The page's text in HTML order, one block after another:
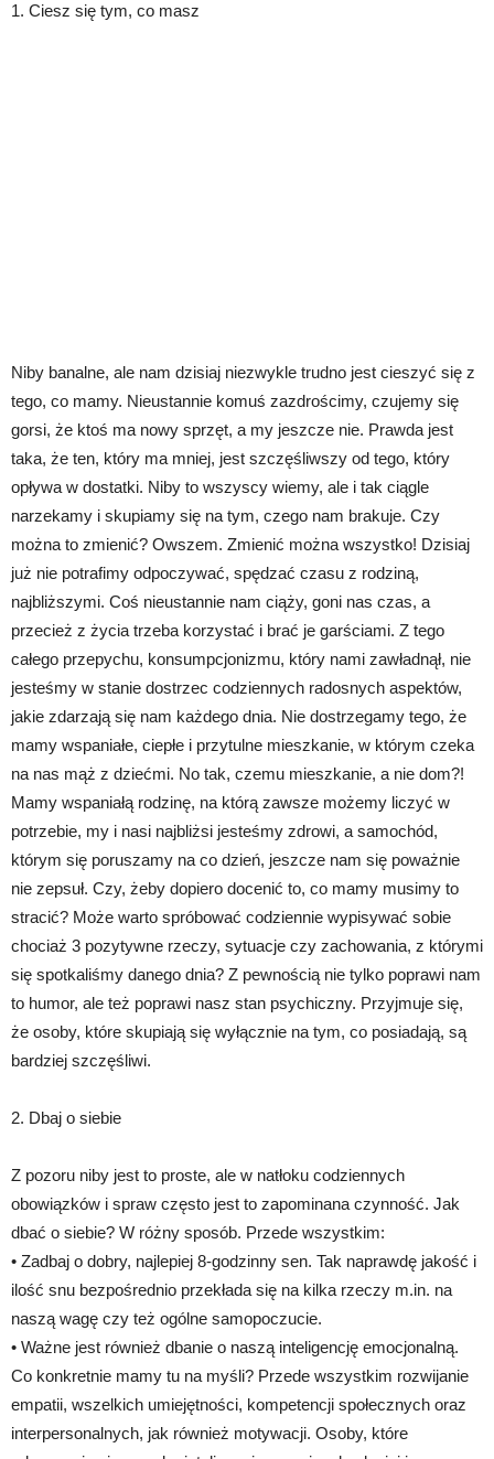
1. Ciesz się tym, co masz
Niby banalne, ale nam dzisiaj niezwykle trudno jest cieszyć się z
tego, co mamy. Nieustannie komuś zazdrościmy, czujemy się
gorsi, że ktoś ma nowy sprzęt, a my jeszcze nie. Prawda jest
taka, że ten, który ma mniej, jest szczęśliwszy od tego, który
opływa w dostatki. Niby to wszyscy wiemy, ale i tak ciągle
narzekamy i skupiamy się na tym, czego nam brakuje. Czy
można to zmienić? Owszem. Zmienić można wszystko! Dzisiaj
już nie potrafimy odpoczywać, spędzać czasu z rodziną,
najbliższymi. Coś nieustannie nam ciąży, goni nas czas, a
przecież z życia trzeba korzystać i brać je garściami. Z tego
całego przepychu, konsumpcjonizmu, który nami zawładnął, nie
jesteśmy w stanie dostrzec codziennych radosnych aspektów,
jakie zdarzają się nam każdego dnia. Nie dostrzegamy tego, że
mamy wspaniałe, ciepłe i przytulne mieszkanie, w którym czeka
na nas mąż z dziećmi. No tak, czemu mieszkanie, a nie dom?!
Mamy wspaniałą rodzinę, na którą zawsze możemy liczyć w
potrzebie, my i nasi najbliżsi jesteśmy zdrowi, a samochód,
którym się poruszamy na co dzień, jeszcze nam się poważnie
nie zepsuł. Czy, żeby dopiero docenić to, co mamy musimy to
stracić? Może warto spróbować codziennie wypisywać sobie
chociaż 3 pozytywne rzeczy, sytuacje czy zachowania, z którymi
się spotkaliśmy danego dnia? Z pewnością nie tylko poprawi nam
to humor, ale też poprawi nasz stan psychiczny. Przyjmuje się,
że osoby, które skupiają się wyłącznie na tym, co posiadają, są
bardziej szczęśliwi.
2. Dbaj o siebie
Z pozoru niby jest to proste, ale w natłoku codziennych
obowiązków i spraw często jest to zapominana czynność. Jak
dbać o siebie? W różny sposób. Przede wszystkim:
• Zadbaj o dobry, najlepiej 8-godzinny sen. Tak naprawdę jakość i
ilość snu bezpośrednio przekłada się na kilka rzeczy m.in. na
naszą wagę czy też ogólne samopoczucie.
• Ważne jest również dbanie o naszą inteligencję emocjonalną.
Co konkretnie mamy tu na myśli? Przede wszystkim rozwijanie
empatii, wszelkich umiejętności, kompetencji społecznych oraz
interpersonalnych, jak również motywacji. Osoby, które